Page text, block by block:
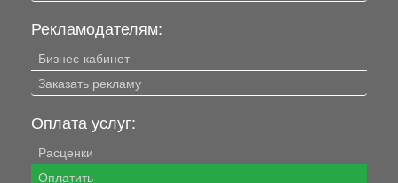
Рекламодателям:
Бизнес-кабинет
Заказать рекламу
Оплата услуг:
Расценки
Оплатить